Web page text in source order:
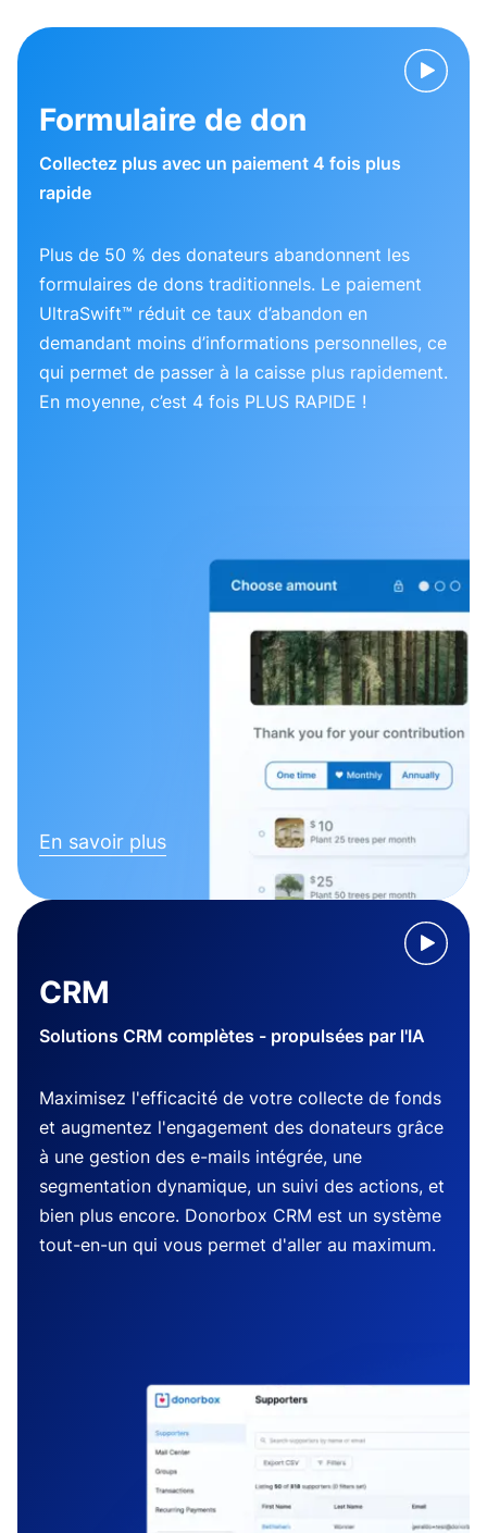
Formulaire de don
Collectez plus avec un paiement 4 fois plus
rapide
Plus de 50 % des donateurs abandonnent les
formulaires de dons traditionnels. Le paiement
UltraSwift™ réduit ce taux d’abandon en
demandant moins d’informations personnelles, ce
qui permet de passer à la caisse plus rapidement.
En moyenne, c’est 4 fois PLUS RAPIDE !
En savoir plus
CRM
Solutions CRM complètes - propulsées par l'IA
Maximisez l'efficacité de votre collecte de fonds
et augmentez l'engagement des donateurs grâce
à une gestion des e-mails intégrée, une
segmentation dynamique, un suivi des actions, et
bien plus encore. Donorbox CRM est un système
tout-en-un qui vous permet d'aller au maximum.